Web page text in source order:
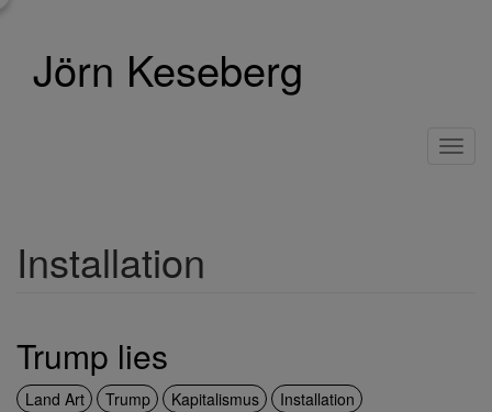
Inhalt
Jörn Keseberg
Installation
Trump lies
Land Art Trump Kapitalismus
Installation